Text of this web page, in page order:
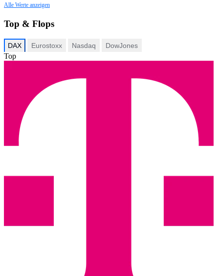
Alle Werte anzeigen
Top & Flops
DAX Eurostoxx Nasdaq DowJones
Top